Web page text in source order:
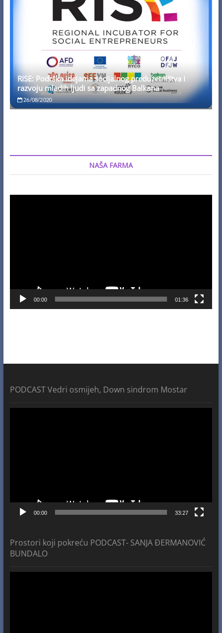
RISE: Podrška idejama socijalnog preduzetništva i
razvoju mladih ljudi sa zapadnog Balkana
26/08/2020
NAŠA FARMA
00:00 01:36
PODCAST Vedri osmijeh, Down sindrom Mostar
00:00 33:27
Prostori koji pokreću PODCAST- SANJA ĐERMANOVIĆ
BUNDALO